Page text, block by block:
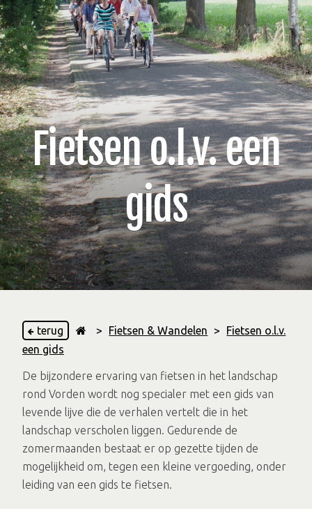
Fietsen o.l.v. een
gids
terug > Fietsen & Wandelen >
Fietsen o.l.v.
een gids
De bijzondere ervaring van fietsen in het landschap
rond Vorden wordt nog specialer met een gids van
levende lijve die de verhalen vertelt die in het
landschap verscholen liggen. Gedurende de
zomermaanden bestaat er op gezette tijden de
mogelijkheid om, tegen een kleine vergoeding, onder
leiding van een gids te fietsen.